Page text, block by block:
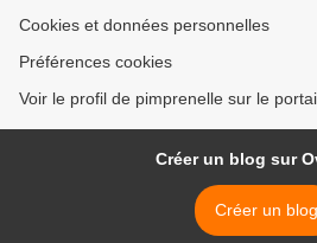
Cookies et données personnelles
Préférences cookies
Voir le profil de pimprenelle sur le
Créer un blog sur
Créer un blog